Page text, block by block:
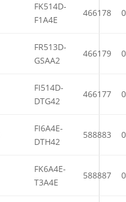
FK514D-
F1A4E
466178
FR513D-
GSAA2
466179
FI514D-
DTG42
466177
FI6A4E-
DTH42
588883
FK6A4E-
T3A4E
588887